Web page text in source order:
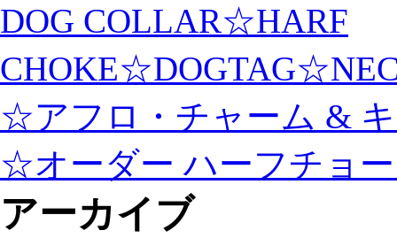
DOG COLLAR☆HARF
☆アフロ・チャーム &
☆オーダー ハーフチョ
アーカイブ